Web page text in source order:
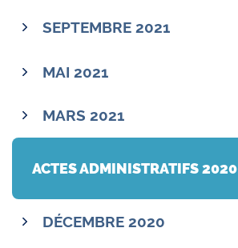
SEPTEMBRE 2021
MAI 2021
MARS 2021
ACTES ADMINISTRATIFS 2020
DÉCEMBRE 2020